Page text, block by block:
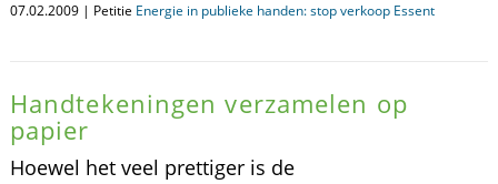
07.02.2009 | Petitie Energie in publieke handen: stop verkoop Essent
Handtekeningen verzamelen op
papier
Hoewel het veel prettiger is de